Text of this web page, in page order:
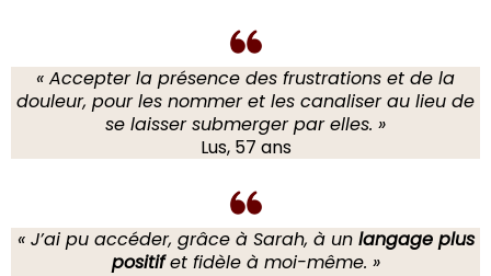
« Accepter la présence des frustrations et de la
douleur, pour les nommer et les canaliser au lieu de
se laisser submerger par elles. »
Lus, 57 ans
« J’ai pu accéder, grâce à Sarah, à un langage plus
positifet fidèle à moi-même. »